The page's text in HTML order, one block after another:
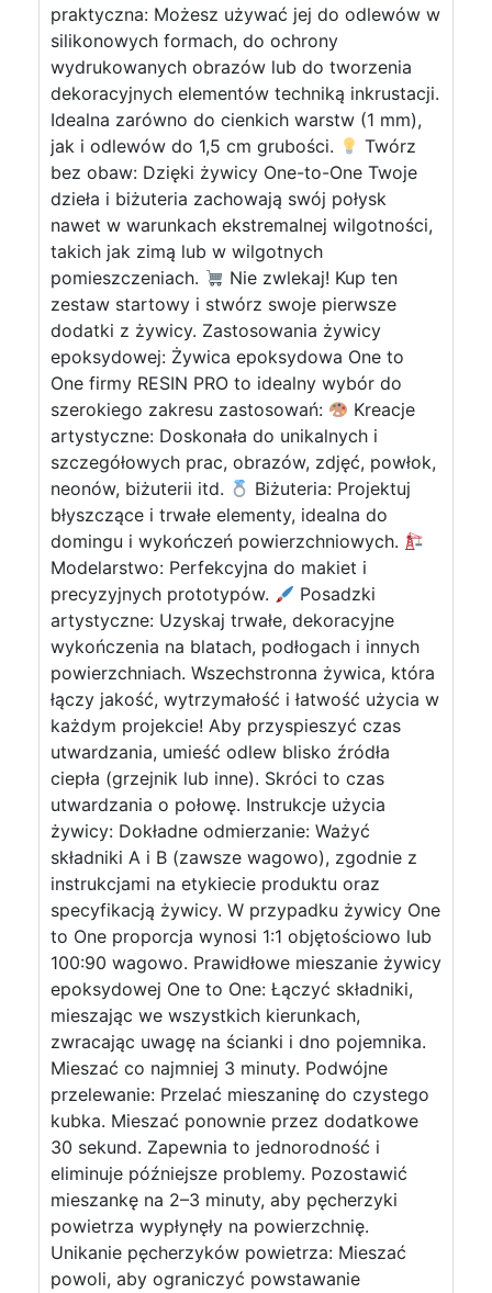
praktyczna: Możesz używać jej do odlewów w
silikonowych formach, do ochrony
wydrukowanych obrazów lub do tworzenia
dekoracyjnych elementów techniką inkrustacji.
Idealna zarówno do cienkich warstw (1 mm),
jak i odlewów do 1,5 cm grubości.
Twórz
bez obaw: Dzięki żywicy One-to-One Twoje
dzieła i biżuteria zachowają swój połysk
nawet w warunkach ekstremalnej wilgotności,
takich jak zimą lub w wilgotnych
pomieszczeniach.
Nie zwlekaj! Kup ten
zestaw startowy i stwórz swoje pierwsze
dodatki z żywicy. Zastosowania żywicy
epoksydowej: Żywica epoksydowa One to
One firmy RESIN PRO to idealny wybór do
szerokiego zakresu zastosowań:
Kreacje
artystyczne: Doskonała do unikalnych i
szczegółowych prac, obrazów, zdjęć, powłok,
neonów, biżuterii itd.
Biżuteria: Projektuj
błyszczące i trwałe elementy, idealna do
domingu i wykończeń powierzchniowych.
Modelarstwo: Perfekcyjna do makiet i
precyzyjnych prototypów.
Posadzki
artystyczne: Uzyskaj trwałe, dekoracyjne
wykończenia na blatach, podłogach i innych
powierzchniach. Wszechstronna żywica, która
łączy jakość, wytrzymałość i łatwość użycia w
każdym projekcie! Aby przyspieszyć czas
utwardzania, umieść odlew blisko źródła
ciepła (grzejnik lub inne). Skróci to czas
utwardzania o połowę. Instrukcje użycia
żywicy: Dokładne odmierzanie: Ważyć
składniki A i B (zawsze wagowo), zgodnie z
instrukcjami na etykiecie produktu oraz
specyfikacją żywicy. W przypadku żywicy One
to One proporcja wynosi 1:1 objętościowo lub
100:90 wagowo. Prawidłowe mieszanie żywicy
epoksydowej One to One: Łączyć składniki,
mieszając we wszystkich kierunkach,
zwracając uwagę na ścianki i dno pojemnika.
Mieszać co najmniej 3 minuty. Podwójne
przelewanie: Przelać mieszaninę do czystego
kubka. Mieszać ponownie przez dodatkowe
30 sekund. Zapewnia to jednorodność i
eliminuje późniejsze problemy. Pozostawić
mieszankę na 2–3 minuty, aby pęcherzyki
powietrza wypłynęły na powierzchnię.
Unikanie pęcherzyków powietrza: Mieszać
powoli, aby ograniczyć powstawanie